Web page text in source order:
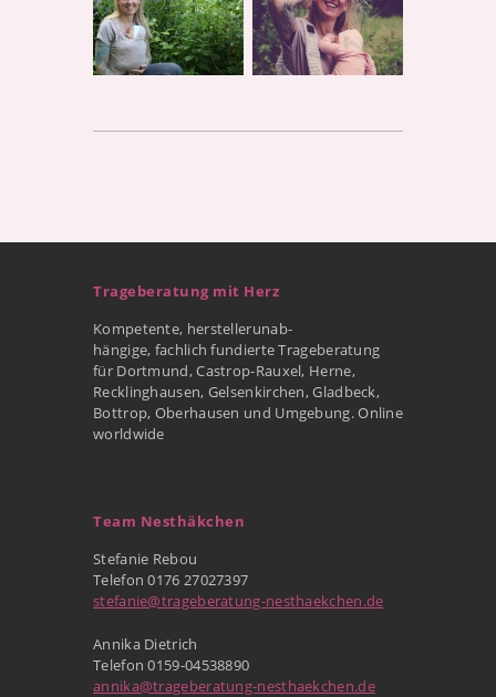
Trageberatung mit Herz
Kompetente, herstellerunab-
hängige, fachlich fundierte Trageberatung
für Dortmund, Castrop-Rauxel, Herne,
Recklinghausen, Gelsenkirchen, Gladbeck,
Bottrop, Oberhausen und Umgebung. Online
worldwide
Team Nesthäkchen
Stefanie Rebou
Telefon 0176 27027397
stefanie@trageberatung-nesthaekchen.de
Annika Dietrich
Telefon 0159-04538890
annika@trageberatung-nesthaekchen.de